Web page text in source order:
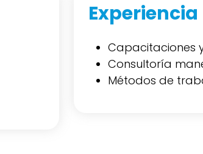
Experiencia
Capacitaciones
Consultoría
Métodos de